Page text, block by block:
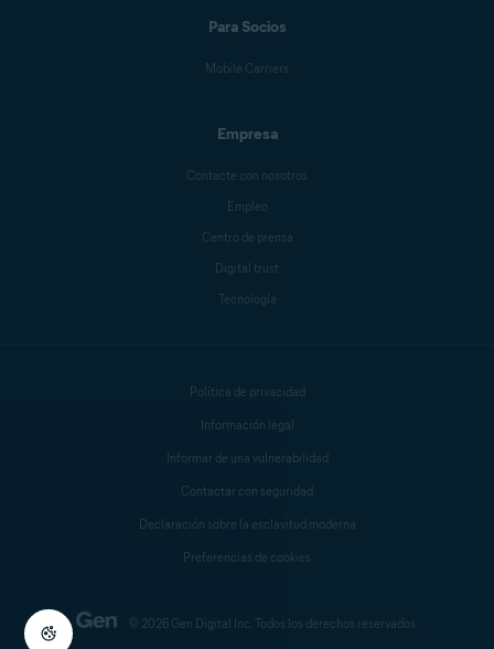
Para Socios
Mobile Carriers
Empresa
Contacte con nosotros
Empleo
Centro de prensa
Digital trust
Tecnología
© 2026 Gen Digital Inc. Todos los derechos reservados.
Política de privacidad
Información legal
Informar de una vulnerabilidad
Contactar con seguridad
Declaración sobre la esclavitud moderna
Preferencias de cookies